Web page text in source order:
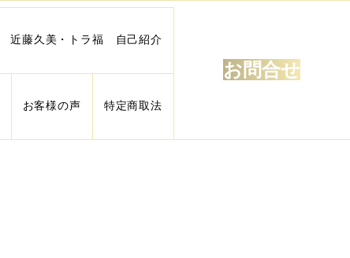
近藤久美・トラ福 自己紹介
お客様の声 特定商取法
お問合せ